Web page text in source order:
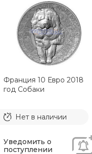
Франция 10 Евро 2018
год Собаки
Нет в наличии
Уведомить о
поступлении